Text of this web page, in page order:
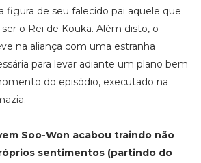
figura de seu falecido pai aquele que
o Rei de Kouka. Além disto, o
na aliança com uma estranha
para levar adiante um plano bem
do episódio, executado na
Soo-Won acabou traindo não
sentimentos (partindo do